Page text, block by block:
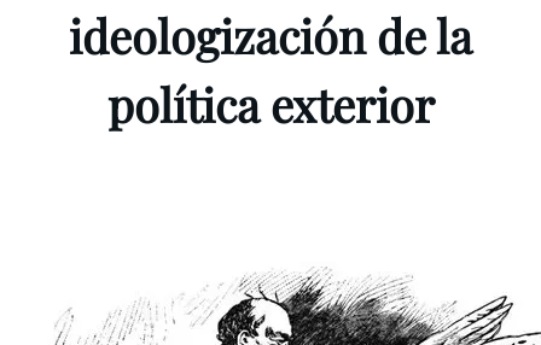
ideologización de la
política exterior